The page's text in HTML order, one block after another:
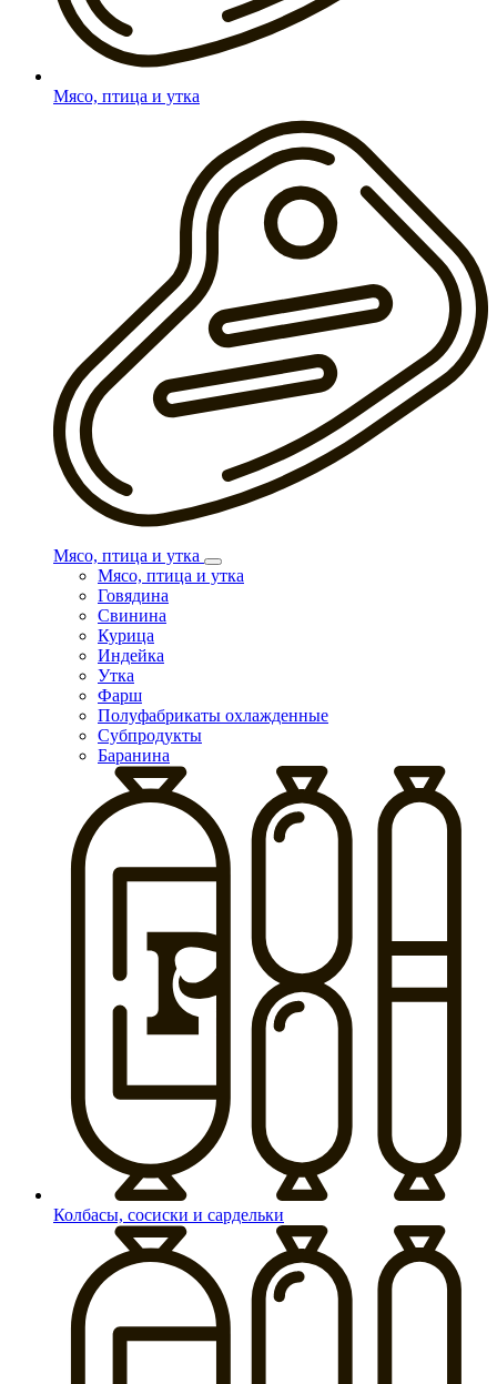
Мясо, птица и утка
Мясо, птица и утка
Мясо, птица и утка
Говядина
Свинина
Курица
Индейка
Утка
Фарш
Полуфабрикаты охлажденные
Субпродукты
Баранина
Колбасы, сосиски и сардельки